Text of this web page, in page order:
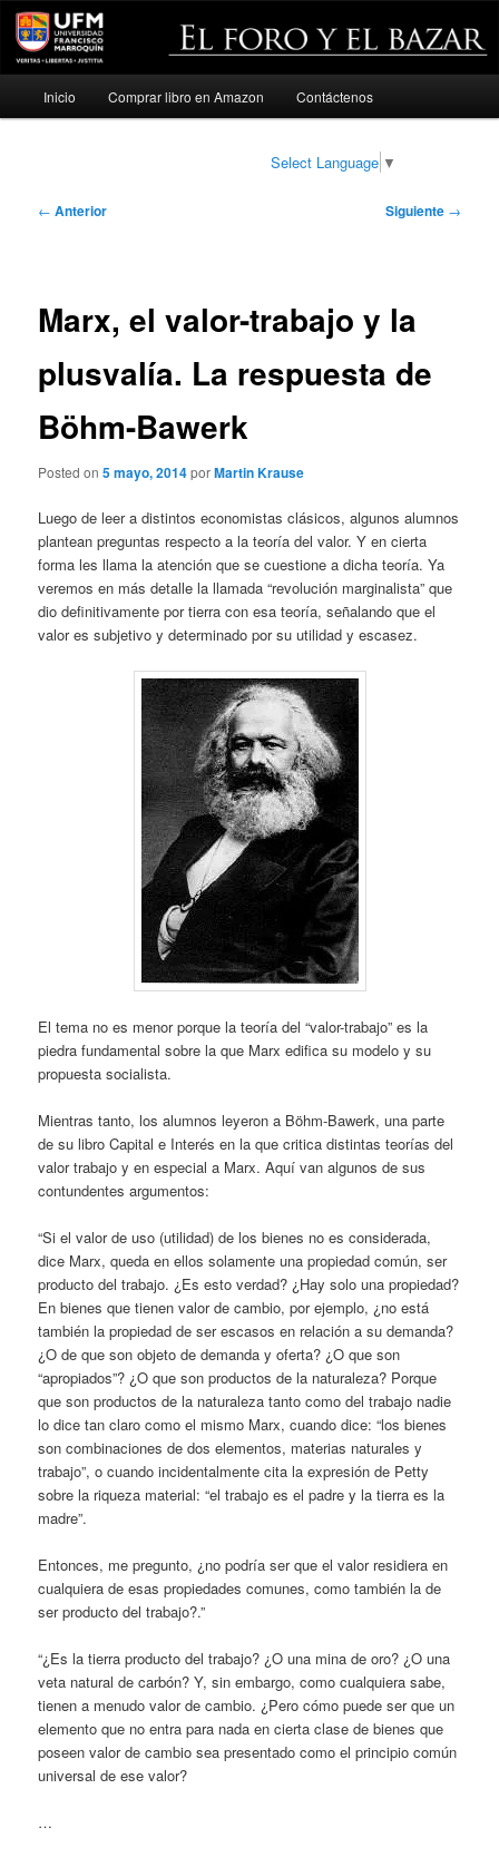
Ir
Inicio Comprar libro en Amazon Contáctenos
Select Language ▼
Navegación
← Anterior Siguiente →
Marx, el valor-trabajo y la
plusvalía. La respuesta de
Böhm-Bawerk
Posted on5 mayo, 2014porMartin Krause
Luego de leer a distintos economistas clásicos, algunos alumnos
plantean preguntas respecto a la teoría del valor. Y en cierta
forma les llama la atención que se cuestione a dicha teoría. Ya
veremos en más detalle la llamada “revolución marginalista” que
dio definitivamente por tierra con esa teoría, señalando que el
valor es subjetivo y determinado por su utilidad y escasez.
El tema no es menor porque la teoría del “valor-trabajo” es la
piedra fundamental sobre la que Marx edifica su modelo y su
propuesta socialista.
Mientras tanto, los alumnos leyeron a Böhm-Bawerk, una parte
de su libro Capital e Interés en la que critica distintas teorías del
valor trabajo y en especial a Marx. Aquí van algunos de sus
contundentes argumentos:
“Si el valor de uso (utilidad) de los bienes no es considerada,
dice Marx, queda en ellos solamente una propiedad común, ser
producto del trabajo. ¿Es esto verdad? ¿Hay solo una propiedad?
En bienes que tienen valor de cambio, por ejemplo, ¿no está
también la propiedad de ser escasos en relación a su demanda?
¿O de que son objeto de demanda y oferta? ¿O que son
“apropiados”? ¿O que son productos de la naturaleza? Porque
que son productos de la naturaleza tanto como del trabajo nadie
lo dice tan claro como el mismo Marx, cuando dice: “los bienes
son combinaciones de dos elementos, materias naturales y
trabajo”, o cuando incidentalmente cita la expresión de Petty
sobre la riqueza material: “el trabajo es el padre y la tierra es la
madre”.
Entonces, me pregunto, ¿no podría ser que el valor residiera en
cualquiera de esas propiedades comunes, como también la de
ser producto del trabajo?.”
“¿Es la tierra producto del trabajo? ¿O una mina de oro? ¿O una
veta natural de carbón? Y, sin embargo, como cualquiera sabe,
tienen a menudo valor de cambio. ¿Pero cómo puede ser que un
elemento que no entra para nada en cierta clase de bienes que
poseen valor de cambio sea presentado como el principio común
universal de ese valor?
…